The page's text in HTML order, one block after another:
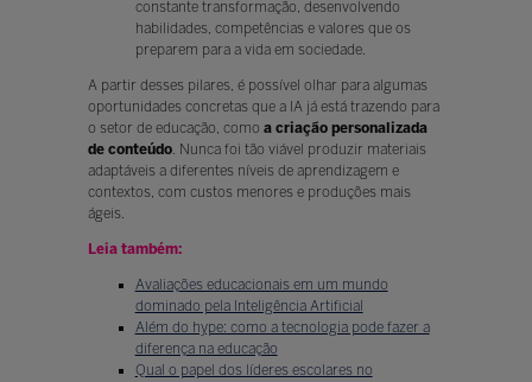
constante transformação, desenvolvendo
habilidades, competências e valores que os
preparem para a vida em sociedade.
A partir desses pilares, é possível olhar para algumas
oportunidades concretas que a IA já está trazendo para
o setor de educação, como a criação personalizada
de conteúdo. Nunca foi tão viável produzir materiais
adaptáveis a diferentes níveis de aprendizagem e
contextos, com custos menores e produções mais
ágeis.
Leia também:
Avaliações educacionais em um mundo
dominado pela Inteligência Artificial
Além do hype: como a tecnologia pode fazer a
diferença na educação
Qual o papel dos líderes escolares no